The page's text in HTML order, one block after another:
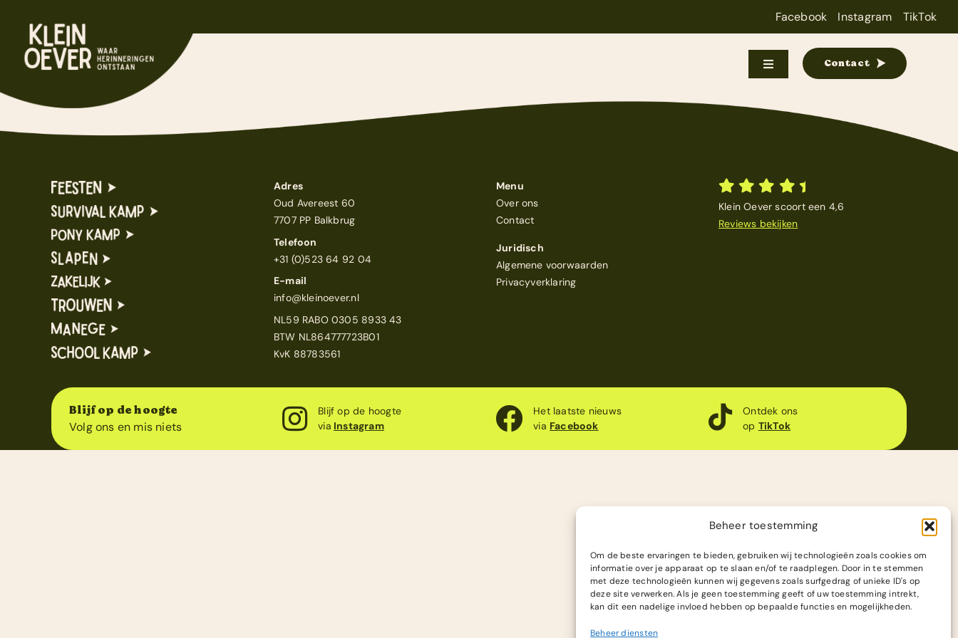
Beheer toestemming
Om de beste ervaringen te bieden, gebruiken wij technologieën zoals cookies om
informatie over je apparaat op te slaan en/of te raadplegen. Door in te stemmen
met deze technologieën kunnen wij gegevens zoals surfgedrag of unieke ID's op
deze site verwerken. Als je geen toestemming geeft of uw toestemming intrekt,
kan dit een nadelige invloed hebben op bepaalde functies en mogelijkheden.
Beheer diensten
inhoud
Facebook Instagram TikTok
Toggle
Ponykamp
Groepsaccommodatie
Survivalkamp
Manege
Contact
Contact
Adres
Oud Avereest 60
7707 PP Balkbrug
Telefoon
+31 (0)523 64 92 04
E-mail
info@kleinoever.nl
NL59 RABO 0305 8933 43
BTW NL864777723B01
KvK 88783561
Menu
Over ons
Contact
Juridisch
Algemene voorwaarden
Privacyverklaring
Klein Oever scoort een 4,6
Reviews bekijken
Blijf op de hoogte
Volg ons en mis niets
Blijf op de hoogte
via Instagram
Het laatste nieuws
via Facebook
Ontdek ons
op TikTok